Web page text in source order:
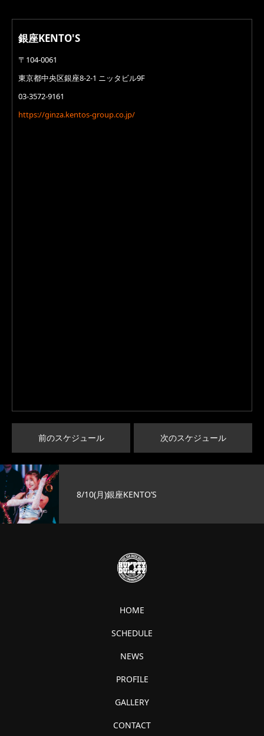
銀座KENTO'S
〒104-0061
東京都中央区銀座8-2-1 ニッタビル9F
03-3572-9161
https://ginza.kentos-group.co.jp/
前のスケジュール 次のスケジュール
8/10(月)銀座KENTO’S
HOME
SCHEDULE
NEWS
PROFILE
GALLERY
CONTACT